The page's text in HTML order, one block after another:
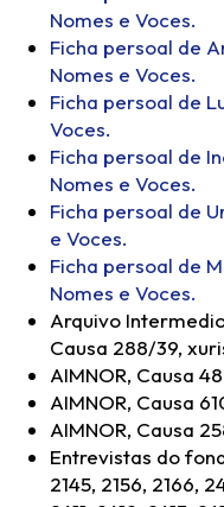
Nomes e Voces.
Ficha persoal de
Nomes e Voces.
Ficha persoal de
Voces.
Ficha persoal de
Nomes e Voces.
Ficha persoal de
e Voces.
Ficha persoal de
Nomes e Voces.
Arquivo
Causa 288/39,
AIMNOR, Causa
AIMNOR, Causa
AIMNOR, Causa
Entrevistas do
2145, 2156, 2166,